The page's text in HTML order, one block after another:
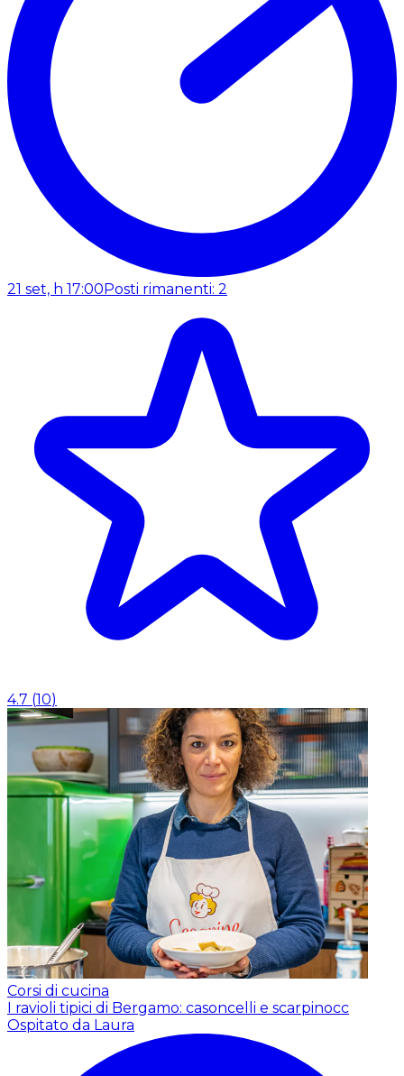
21 set, h 17:00Posti rimanenti: 2
4.7 (10)
Corsi di cucina
I ravioli tipici di Bergamo: casoncelli e scarpinocc
Ospitato da Laura